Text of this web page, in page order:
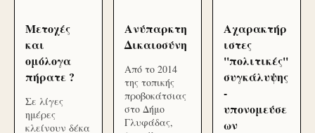
Μετοχές
και
ομόλογα
πήρατε ?
Σε λίγες
ημέρες
κλείνουν δέκα
Ανύπαρκτη
Δικαιοσύνη
Από το 2014
της τοπικής
προβοκάτσιας
στο Δήμο
Γλυφάδας,
Αχαρακτήρ
ιστες
''πολιτικές''
συγκάλυψης
-
υπονομεύσε
ων